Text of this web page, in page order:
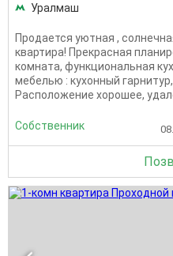
Уралмаш
Продается уютная ,
квартира! Прекрасная
комната, функциональная
мебелью : кухонный
Расположение хорошее,
Собственник